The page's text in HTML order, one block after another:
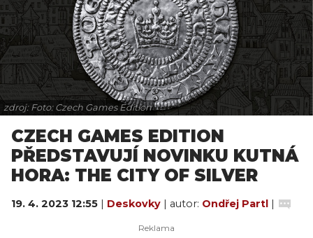
zdroj: Foto: Czech Games Edition
CZECH GAMES EDITION
PŘEDSTAVUJÍ NOVINKU KUTNÁ
HORA: THE CITY OF SILVER
19. 4. 2023 12:55 | Deskovky | autor: Ondřej Partl |